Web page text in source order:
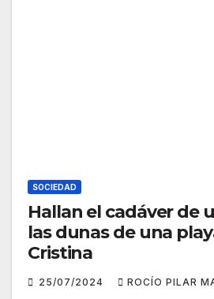
SOCIEDAD
Hallan el cadáver de
las dunas de una
Cristina
25/07/2024 ROCÍO PILAR